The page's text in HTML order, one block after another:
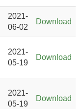
2021-
06-02
Download
2021-
05-19
Download
2021-
05-19
Download